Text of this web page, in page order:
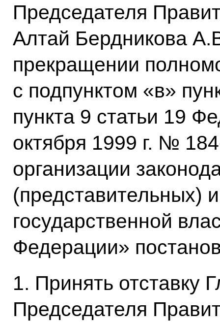
Председателя
Алтай Бердникова
прекращении
с подпунктом «в»
пункта 9 статьи 19
октября 1999 г. №
организации
(представительных)
государственной
Федерации»
1. Принять отставку
Председателя